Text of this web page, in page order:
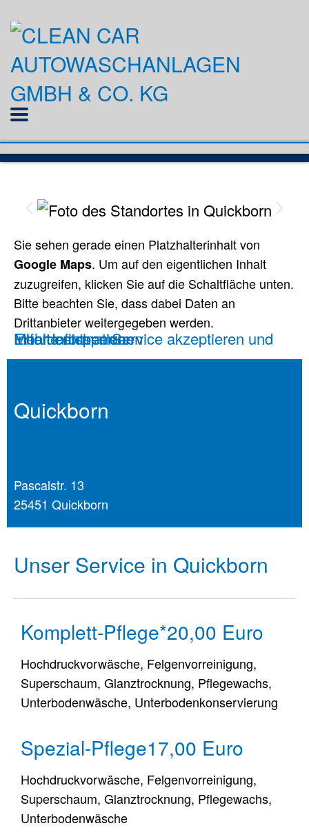
Sie sehen gerade einen Platzhalterinhalt von
Google Maps. Um auf den eigentlichen Inhalt
zuzugreifen, klicken Sie auf die Schaltfläche unten.
Bitte beachten Sie, dass dabei Daten an
Drittanbieter weitergegeben werden.
Mehr Informationen
Inhalt entsperren
Erforderlichen Service akzeptieren und Inhalte entsperren
Quickborn
Pascalstr. 13
25451 Quickborn
Unser Service in Quickborn
Komplett-Pflege*20,00 Euro
Hochdruckvorwäsche, Felgenvorreinigung,
Superschaum, Glanztrocknung, Pflegewachs,
Unterbodenwäsche, Unterbodenkonservierung
Spezial-Pflege17,00 Euro
Hochdruckvorwäsche, Felgenvorreinigung,
Superschaum, Glanztrocknung, Pflegewachs,
Unterbodenwäsche